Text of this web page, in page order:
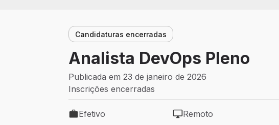
Candidaturas encerradas
Analista DevOps Pleno
Publicada em 23 de janeiro de 2026
Inscrições encerradas
Tipo de vaga: Efetivo
Efetivo
Modelo de trabalho: Remoto
Remoto